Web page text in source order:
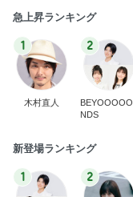
急上昇ランキング
1
木村直人
2
BEYOOOOO
NDS
新登場ランキング
1 2